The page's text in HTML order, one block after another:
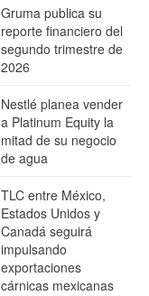
Gruma publica su
reporte financiero del
segundo trimestre de
2026
Nestlé planea vender
a Platinum Equity la
mitad de su negocio
de agua
TLC entre México,
Estados Unidos y
Canadá seguirá
impulsando
exportaciones
cárnicas mexicanas